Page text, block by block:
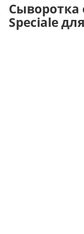
Сыворотка
Speciale